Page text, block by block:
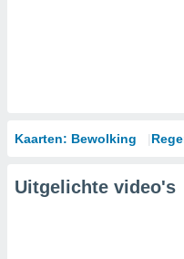
Kaarten: Bewolking
Uitgelichte video's